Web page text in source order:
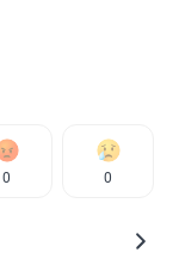
0 0